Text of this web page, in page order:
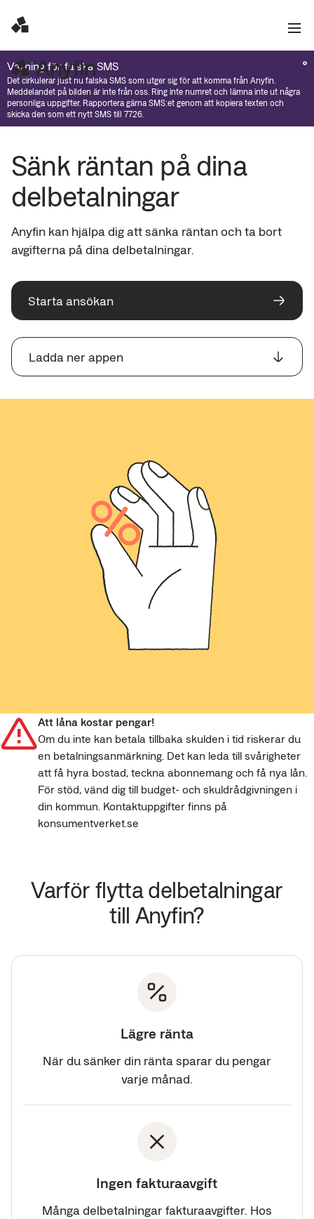
Varning för falska SMS
Det cirkulerar just nu falska SMS som utger sig för att komma från Anyfin.
Meddelandet på bilden är inte från oss. Ring inte numret och lämna inte ut några
personliga uppgifter. Rapportera gärna SMS:et genom att kopiera texten och
skicka den som ett nytt SMS till 7726.
Sänk räntan på dina
delbetalningar
Anyfin kan hjälpa dig att sänka räntan och ta bort
avgifterna på dina delbetalningar.
Starta ansökan
Ladda ner appen
Att låna kostar pengar!
Om du inte kan betala tillbaka skulden i tid riskerar du
en betalningsanmärkning. Det kan leda till svårigheter
att få hyra bostad, teckna abonnemang och få nya lån.
För stöd, vänd dig till budget- och skuldrådgivningen i
din kommun. Kontaktuppgifter finns på
konsumentverket.se
Varför flytta delbetalningar
till Anyfin?
Lägre ränta
När du sänker din ränta sparar du pengar
varje månad.
Ingen fakturaavgift
Många delbetalningar fakturaavgifter. Hos